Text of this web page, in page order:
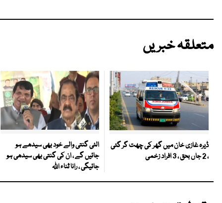
متعلقہ خبریں
ڈیرہ غازی خان میں گھر کی چھت گر گئی
، 2 جاں بحق ، 3 افراد زخمی
الٹی گنتی والے خود بھی سیدھے ہو
جائیں گے ، ان کی گنتی بھی سیدھی ہو
جائیگی ، رانا ثناء اللہ